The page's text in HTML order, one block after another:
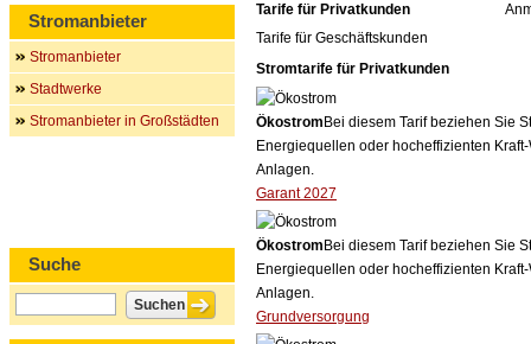
Tarife für Privatkunden
Tarife für Geschäftskunden
Stromtarife für Privatkunden
Ökostrom Bei diesem Tarif beziehen Sie
Energiequellen oder hocheffizienten
Anlagen.
Garant 2027
Ökostrom Bei diesem Tarif beziehen Sie
Energiequellen oder hocheffizienten
Anlagen.
Grundversorgung
Stromanbieter
Stromanbieter
Stadtwerke
Stromanbieter in Großstädten
Suche